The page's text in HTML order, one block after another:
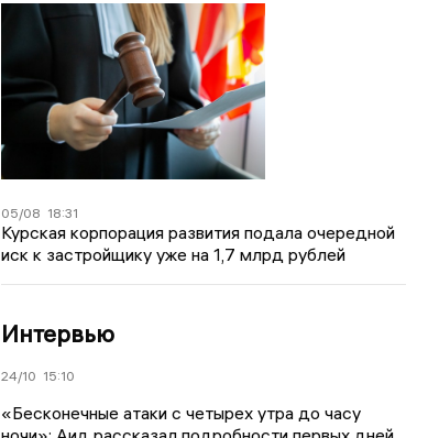
05/08 18:31
Курская корпорация развития подала очередной
иск к застройщику уже на 1,7 млрд рублей
Интервью
24/10 15:10
«Бесконечные атаки с четырех утра до часу